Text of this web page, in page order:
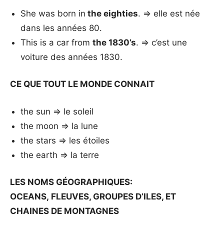
She was born in the eighties. => elle est née
dans les années 80.
This is a car fromthe 1830’s. => c’est une
voiture des années 1830.
CE QUE TOUT LE MONDE CONNAIT
the sun => le soleil
the moon => la lune
the stars => les étoiles
the earth => la terre
LES NOMS GÉOGRAPHIQUES:
OCEANS, FLEUVES, GROUPES D’ILES, ET
CHAINES DE MONTAGNES